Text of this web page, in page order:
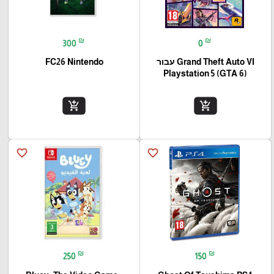
0 ₪
Grand Theft Auto VI עבור
(Playstation 5 (GTA 6
add_shopping_cart
300 ₪
FC26 Nintendo
add_shopping_cart
favorite_border
150 ₪
favorite_border
250 ₪